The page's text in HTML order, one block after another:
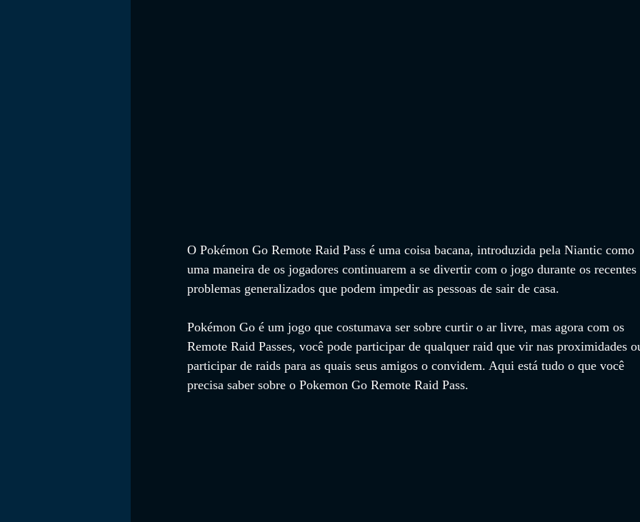
O Pokémon Go Remote Raid Pass é uma coisa bacana, introduzida pela Niantic como
uma maneira de os jogadores continuarem a se divertir com o jogo durante os recentes
problemas generalizados que podem impedir as pessoas de sair de casa.
Pokémon Go é um jogo que costumava ser sobre curtir o ar livre, mas agora com os
Remote Raid Passes, você pode participar de qualquer raid que vir nas proximidades
participar de raids para as quais seus amigos o convidem. Aqui está tudo o que você
precisa saber sobre o Pokemon Go Remote Raid Pass.